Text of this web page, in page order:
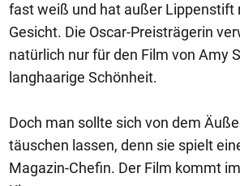
fast weiß und hat außer Lippenstift
Gesicht. Die Oscar-Preisträgerin
natürlich nur für den Film von Amy
langhaarige Schönheit.
Doch man sollte sich von dem
täuschen lassen, denn sie spielt
Magazin-Chefin. Der Film kommt